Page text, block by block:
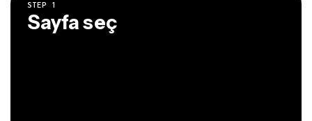
STEP 1
Sayfa seç